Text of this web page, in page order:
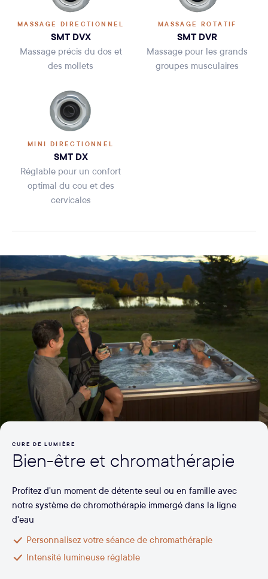
MASSAGE DIRECTIONNEL
SMT DVX
Massage précis du dos et
des mollets
MASSAGE ROTATIF
SMT DVR
Massage pour les grands
groupes musculaires
MINI DIRECTIONNEL
SMT DX
Réglable pour un confort
optimal du cou et des
cervicales
CURE DE LUMIÈRE
Bien-être et chromathérapie
Profitez d’un moment de détente seul ou en famille avec
notre système de chromothérapie immergé dans la ligne
d'eau
Personnalisez votre séance de chromathérapie
Intensité lumineuse réglable